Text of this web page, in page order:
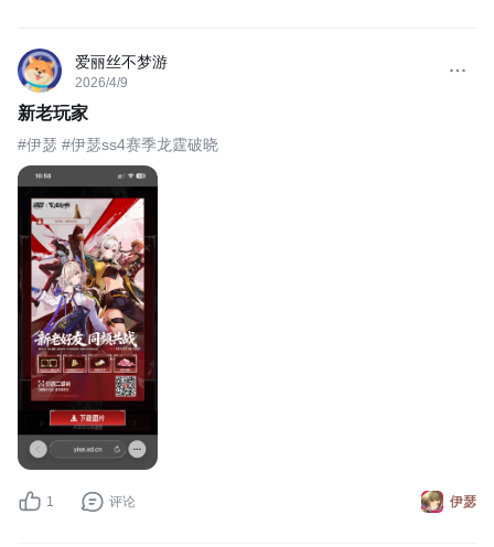
爱丽丝不梦游
2026/4/9
新老玩家
#伊瑟 #伊瑟ss4赛季龙霆破晓
伊瑟
1 评论